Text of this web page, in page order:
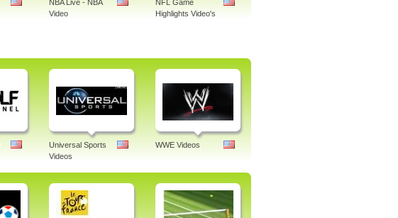
NBA Live - NBA
Video
NFL Game
Highlights Video's
Universal Sports
Videos
WWE Videos